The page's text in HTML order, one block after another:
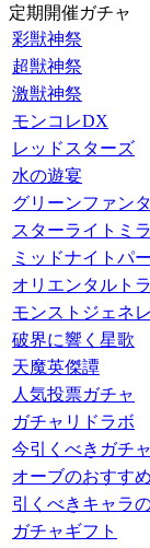
定期開催ガチャ
彩獣神祭
超獣神祭
激獣神祭
モンコレDX
レッドスターズ
水の遊宴
グリーンファン
スターライトミ
ミッドナイトパ
オリエンタルト
モンストジェネ
破界に響く星歌
天魔英傑譚
人気投票ガチャ
ガチャリドラボ
今引くべきガチャ
オーブのおすす
引くべきキャラ
ガチャギフト